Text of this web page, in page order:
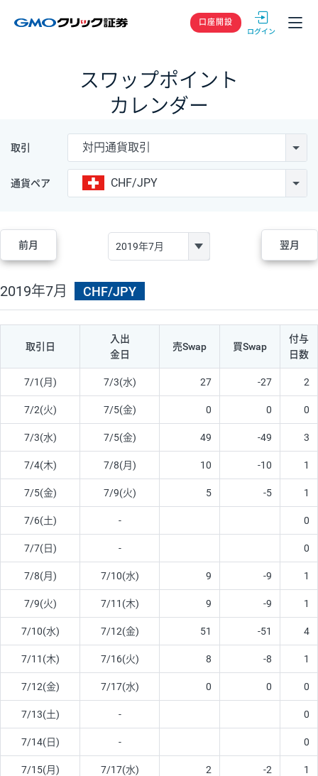
GMOクリック
口座開設
スワップポイント
カレンダー
取引 対円通貨取引
通貨ペア CHF/JPY
前月 翌月
2019年7月 CHF/JPY
取引日
入出
金日
売Swap 買Swap
付与
日数
7/1(月) 7/3(水) 27 -27 2
7/2(火) 7/5(金) 0 0 0
7/3(水) 7/5(金) 49 -49 3
7/4(木) 7/8(月) 10 -10 1
7/5(金) 7/9(火) 5 -5 1
7/6(土) - 0
7/7(日) - 0
7/8(月) 7/10(水) 9 -9 1
7/9(火) 7/11(木) 9 -9 1
7/10(水) 7/12(金) 51 -51 4
7/11(木) 7/16(火) 8 -8 1
7/12(金) 7/17(水) 0 0 0
7/13(土) - 0
7/14(日) - 0
7/15(月) 7/17(水) 2 -2 1